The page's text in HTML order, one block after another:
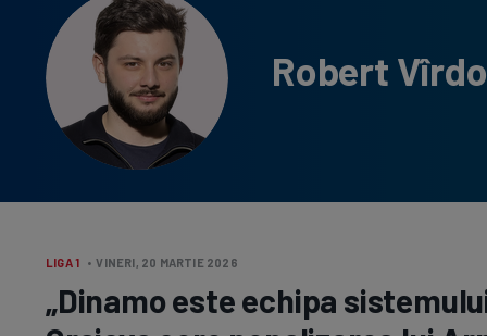
Robert
LIGA 1 • VINERI, 20 MARTIE 2026
„Dinamo este echipa